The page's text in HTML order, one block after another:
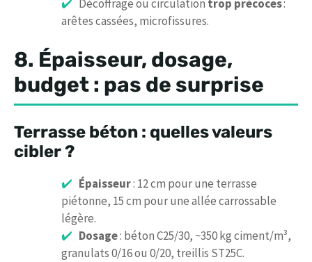
Décoffrage ou circulation trop précoces:
arêtes cassées, microfissures.
8. Épaisseur, dosage,
budget : pas de surprise
Terrasse béton : quelles valeurs
cibler ?
Épaisseur: 12 cm pour une terrasse
piétonne, 15 cm pour une allée carrossable
légère.
Dosage: béton C25/30, ~350 kg ciment/m³,
granulats 0/16 ou 0/20, treillis ST25C.